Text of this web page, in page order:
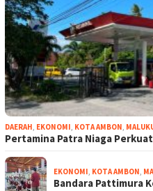
DAERAH, EKONOMI, KOTA AMBON,
Pertamina Patra Niaga
EKONOMI, KOTA AMBON,
Bandara Pattimura